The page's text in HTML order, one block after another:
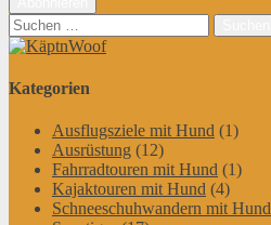
Suchen
nach:
Kategorien
Ausflugsziele mit Hund (1)
Ausrüstung (12)
Fahrradtouren mit Hund (1)
Kajaktouren mit Hund (4)
Schneeschuhwandern mit Hund